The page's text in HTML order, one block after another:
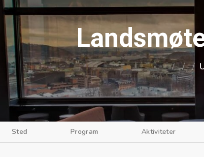
/ / /
Sted Program Aktiviteter